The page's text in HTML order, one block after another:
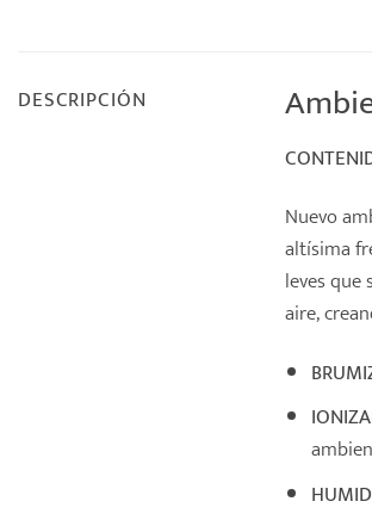
DESCRIPCIÓN
Nuevo
altísima
leves
aire,